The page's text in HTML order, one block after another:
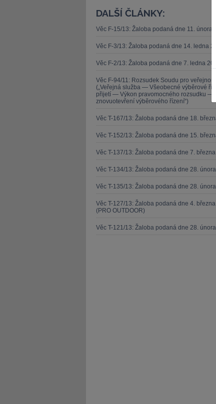
DALŠÍ ČLÁNKY:
Věc F-15/13: Žaloba podaná dne 11. února
Věc F-3/13: Žaloba podaná dne 14. ledna
Věc F-2/13: Žaloba podaná dne 7. ledna
Věc F-94/11: Rozsudek Soudu pro
(„Veřejná služba — Všeobecné výběrové
přijetí — Výkon pravomocného rozsudku —
znovuotevření výběrového řízení“)
Věc T-167/13: Žaloba podaná dne 18.
Věc T-152/13: Žaloba podaná dne 15.
Věc T-137/13: Žaloba podaná dne 7.
Věc T-134/13: Žaloba podaná dne 28.
Věc T-135/13: Žaloba podaná dne 28.
Věc T-127/13: Žaloba podaná dne 4.
(PRO OUTDOOR)
Věc T-121/13: Žaloba podaná dne 28.